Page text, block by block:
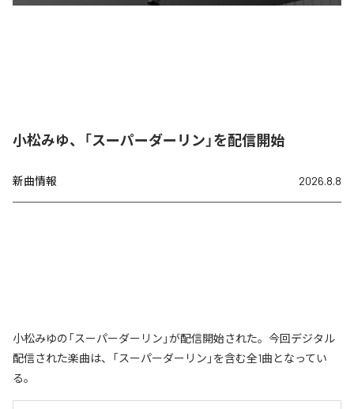
小松みゆ、「スーパーダーリン」を配信開始
新曲情報 2026.8.8
小松みゆの「スーパーダーリン」が配信開始された。今回デジタル
配信された楽曲は、「スーパーダーリン」を含む全1曲となってい
る。